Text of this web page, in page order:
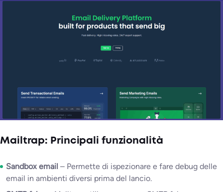
Mailtrap: Principali funzionalità
Sandbox email – Permette di ispezionare e fare debug delle
email in ambienti diversi prima del lancio.